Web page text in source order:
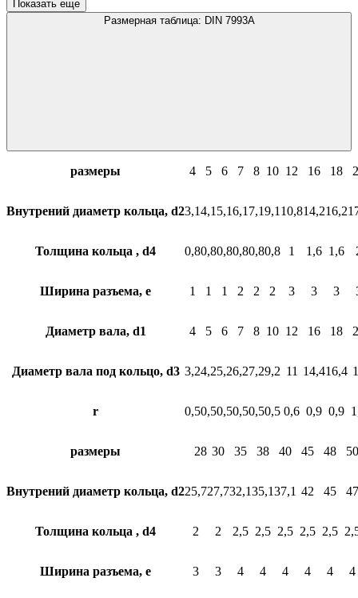
Показать еще
Размерная таблица: DIN 7993A
размеры 4 5 6 7 8 10 12 16 18
Внутрений диаметр кольца, d23,14,1 5,16,1 7,19,1 10,814,216,2
Толщина кольца , d4 0,80,80,80,80,80,8 1 1,6 1,6
Ширина разъема, e 1 1 1 2 2 2 3 3 3
Диаметр вала, d1 4 5 6 7 8 10 12 16 18
Диаметр вала под кольцо, d3 3,24,25,26,27,29,2 11 14,416,4
r 0,50,50,50,50,50,5 0,6 0,9 0,9
размеры 28 30 35 38 40 45 48 50
Внутрений диаметр кольца, d225,727,732,135,137,1 42 45 47
Толщина кольца , d4 2 2 2,5 2,5 2,5 2,5 2,5
Ширина разъема, e 3 3 4 4 4 4 4 4